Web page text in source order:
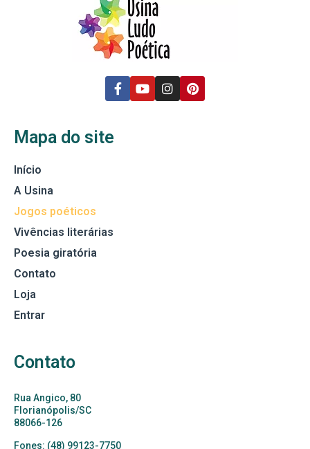
Mapa do site
Início
A Usina
Jogos poéticos
Vivências literárias
Poesia giratória
Contato
Loja
Entrar
Contato
Rua Angico, 80
Florianópolis/SC
88066-126
Fones: (48) 99123-7750